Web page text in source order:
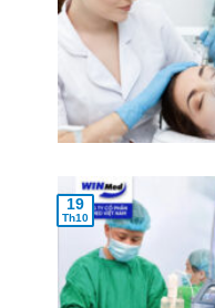
19
Th10